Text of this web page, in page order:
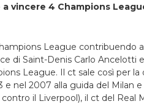
vincere 4 Champions
League contribuendo
di Saint-Denis Carlo Ancelotti
League. Il ct sale così per
nel 2007 alla guida del Milan e
il Liverpool), il ct del Real